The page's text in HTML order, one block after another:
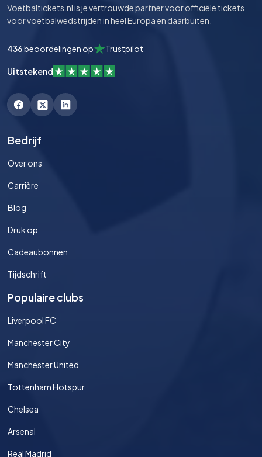
Voetbaltickets.nl is je vertrouwde partner voor officiële tickets
voor voetbalwedstrijden in heel Europa en daarbuiten.
436beoordelingen op Trustpilot
Uitstekend
Bedrijf
Over ons
Carrière
Blog
Druk op
Cadeaubonnen
Tijdschrift
Populaire clubs
Liverpool FC
Manchester City
Manchester United
Tottenham Hotspur
Chelsea
Arsenal
Real Madrid